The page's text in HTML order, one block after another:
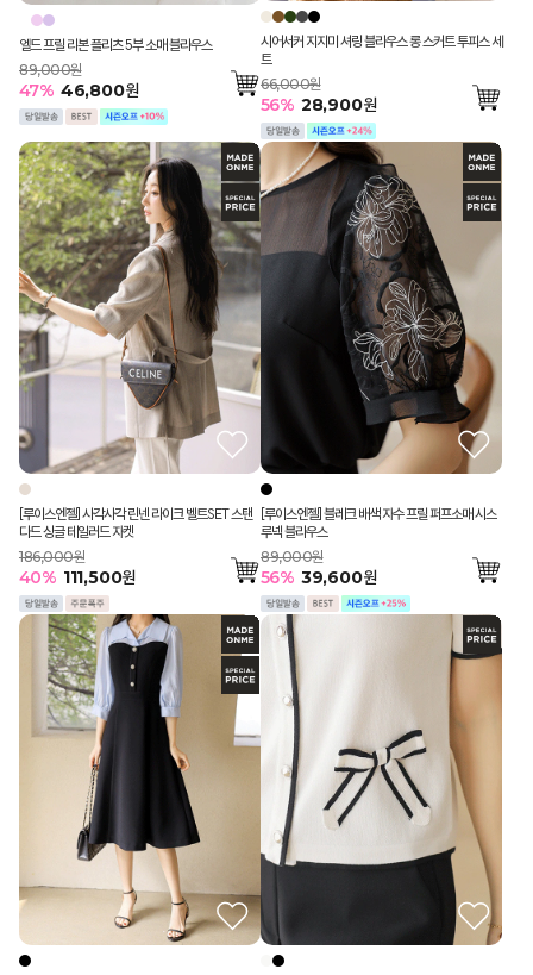
엘드 프릴 리본 플리츠 5부 소매 블라우스
89,000원
47% 46,800원
시어서커 지지미 셔링 블라우스 롱 스커트 투피스 세
트
66,000원
56% 28,900원
[루이스엔젤] 사각사각 린넨 라이크 벨트SET 스탠
다드 싱글 테일러드 자켓
186,000원
40% 111,500원
[루이스엔젤] 블레크 배색 자수 프릴 퍼프소매 시스
루넥 블라우스
89,000원
56% 39,600원